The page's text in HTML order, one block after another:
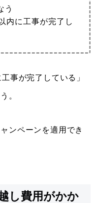
う
内に工事が完了し
事が完了している」
。
ンペーンを適用でき
し費用がかか